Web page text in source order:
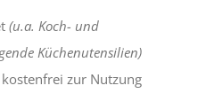
(u.a. Koch- und
Küchenutensilien)
zur Nutzung